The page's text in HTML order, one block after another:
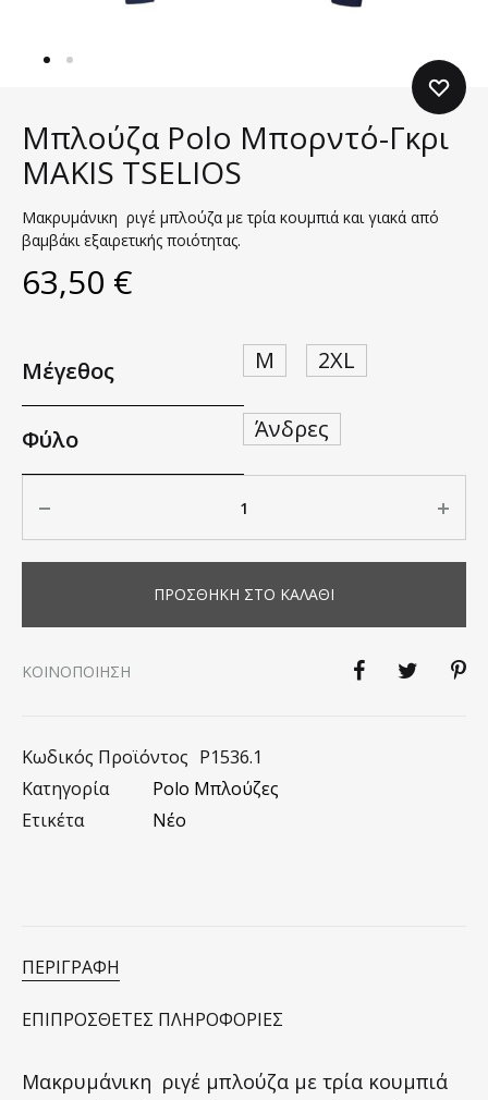
Μπλούζα Polo Μπορντό-Γκρι
MAKIS TSELIOS
Μακρυμάνικη ριγέ μπλούζα με τρία κουμπιά και γιακά από
βαμβάκι εξαιρετικής ποιότητας.
63,50 €
Μέγεθος M 2XL
Φύλο Άνδρες
ΠΡΟΣΘΉΚΗ ΣΤΟ ΚΑΛΆΘΙ
KΟΙΝΟΠΟΊΗΣΗ
Κωδικός Προϊόντος P1536.1
Κατηγορία
Polo Μπλούζες
Ετικέτα
Νέο
ΠΕΡΙΓΡΑΦΉ
ΕΠΙΠΡΌΣΘΕΤΕΣ ΠΛΗΡΟΦΟΡΊΕΣ
Μακρυμάνικη ριγέ μπλούζα με τρία κουμπιά